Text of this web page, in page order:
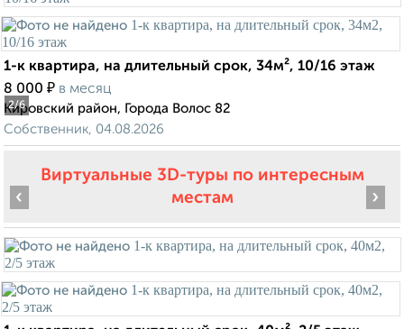
2/6
1-к квартира, на длительный срок, 34м², 10/16 этаж
8 000 ₽ в месяц
Кировский район, Города Волос 82
Собственник, 04.08.2026
Виртуальные 3D-туры по интересным
местам
‹ ›